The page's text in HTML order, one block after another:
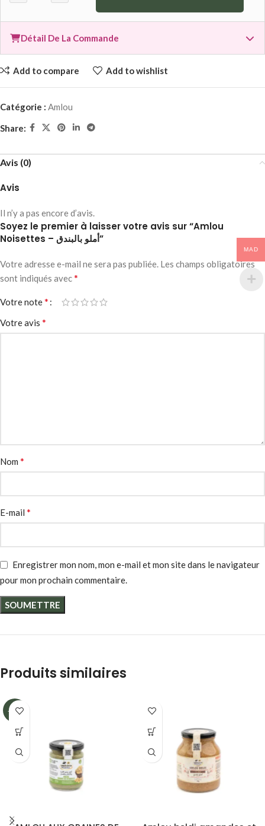
Détail De La Commande
Add to compare Add to wishlist
Catégorie : Amlou
Share:
Avis (0)
Avis
Il n’y a pas encore d’avis.
Soyez le premier à laisser votre avis sur “Amlou
Noisettes – أملو بالبندق”
Votre adresse e-mail ne sera pas publiée. Les champs obligatoires
sont indiqués avec*
Votre note*
Votre avis *
Nom *
E-mail *
Enregistrer mon nom, mon e-mail et mon site dans le navigateur
pour mon prochain commentaire.
Produits similaires
-15%
MAD